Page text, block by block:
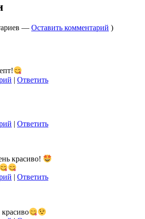
— Оставить комментарий )
| Ответить
| Ответить
красиво!
| Ответить